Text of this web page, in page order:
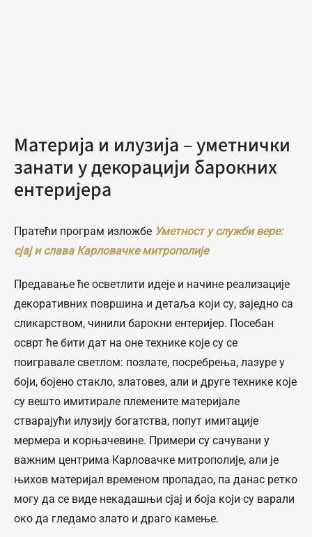
Материја и илузија – уметнички
занати у декорацији барокних
ентеријера
Пратећи програм изложбе Уметност у служби вере:
сјај и слава Карловачке митрополије
Предавање ће осветлити идеје и начине реализације
декоративних површина и детаља који су, заједно са
сликарством, чинили барокни ентеријер. Посебан
осврт ће бити дат на оне технике које су се
поигравале светлом: позлате, посребрења, лазуре у
боји, бојено стакло, златовез, али и друге технике које
су вешто имитирале племените материјале
стварајући илузију богатства, попут имитације
мермера и корњачевине. Примери су сачувани у
важним центрима Карловачке митрополије, али је
њихов материјал временом пропадао, па данас ретко
могу да се виде некадашњи сјај и боја који су варали
око да гледамо злато и драго камење.